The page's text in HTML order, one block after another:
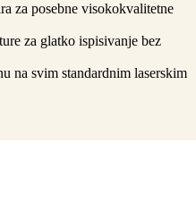
za posebne visokokvalitetne
za glatko ispisivanje bez
na svim standardnim laserskim